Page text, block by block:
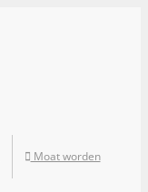
Moat worden